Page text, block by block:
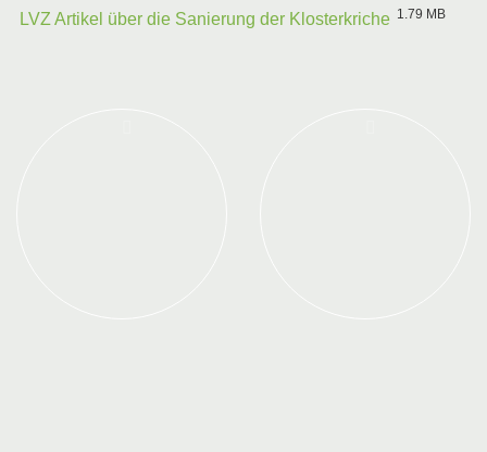
LVZ Artikel über die Sanierung der Klosterkriche 1.79 MB